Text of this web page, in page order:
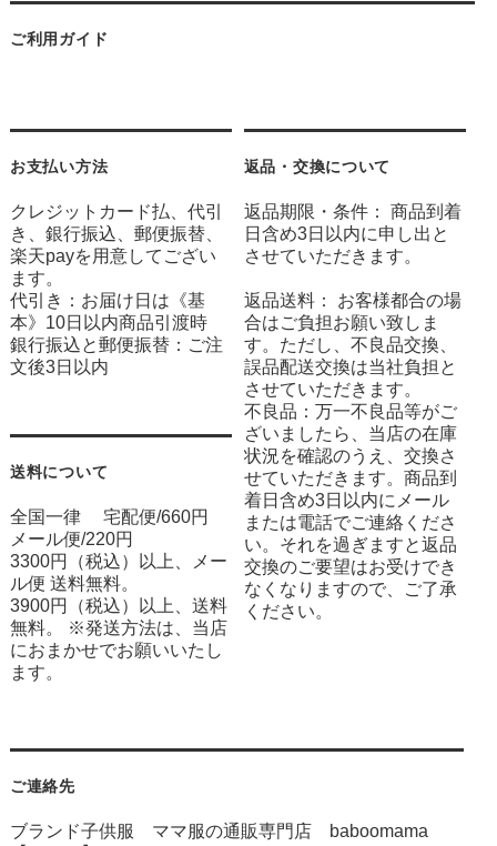
ご利用ガイド
お支払い方法
クレジットカード払、代引
き、銀行振込、郵便振替、
楽天payを用意してござい
ます。
代引き：お届け日は《基
本》10日以内商品引渡時
銀行振込と郵便振替：ご注
文後3日以内
送料について
全国一律 宅配便/660円
メール便/220円
3300円（税込）以上、メー
ル便 送料無料。
3900円（税込）以上、送料
無料。 ※発送方法は、当店
におまかせでお願いいたし
ます。
返品・交換について
返品期限・条件： 商品到着
日含め3日以内に申し出と
させていただきます。
返品送料： お客様都合の場
合はご負担お願い致しま
す。ただし、不良品交換、
誤品配送交換は当社負担と
させていただきます。
不良品：万一不良品等がご
ざいましたら、当店の在庫
状況を確認のうえ、交換さ
せていただきます。商品到
着日含め3日以内にメール
または電話でご連絡くださ
い。それを過ぎますと返品
交換のご要望はお受けでき
なくなりますので、ご了承
ください。
ご連絡先
ブランド子供服 ママ服の通販専門店 baboomama